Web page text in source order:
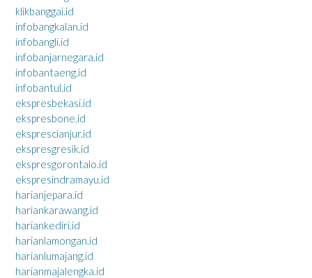
klikbanggai.id
infobangkalan.id
infobangli.id
infobanjarnegara.id
infobantaeng.id
infobantul.id
ekspresbekasi.id
ekspresbone.id
eksprescianjur.id
ekspresgresik.id
ekspresgorontalo.id
ekspresindramayu.id
harianjepara.id
hariankarawang.id
hariankediri.id
harianlamongan.id
harianlumajang.id
harianmajalengka.id